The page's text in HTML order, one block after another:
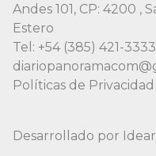
Andes 101, CP: 4200 ,
Estero
Tel: +54 (385) 421-
Políticas de Privacidad
Desarrollado por